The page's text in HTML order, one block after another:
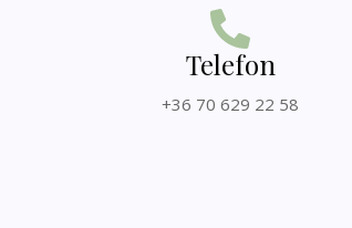
Telefon
+36 70 629 22 58